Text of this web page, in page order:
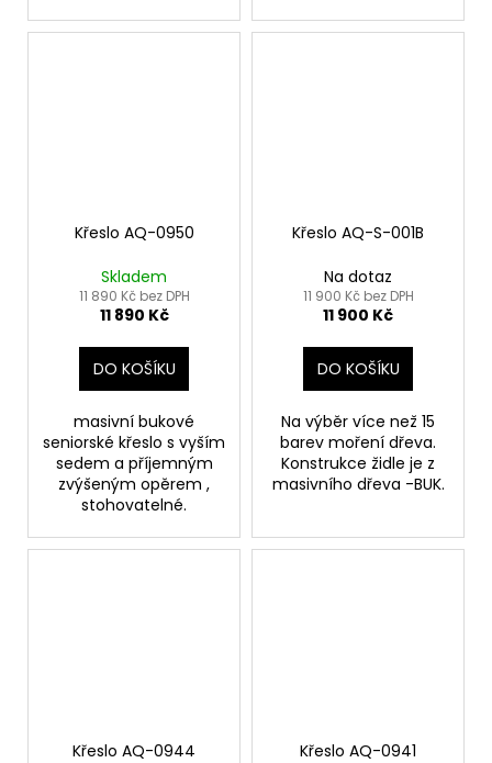
Křeslo AQ-0950
Skladem
11 890 Kč bez DPH
11 890 Kč
DO KOŠÍKU
masivní bukové
seniorské křeslo s vyším
sedem a příjemným
zvýšeným opěrem ,
stohovatelné.
Křeslo AQ-S-001B
Na dotaz
11 900 Kč bez DPH
11 900 Kč
DO KOŠÍKU
Na výběr více než 15
barev moření dřeva.
Konstrukce židle je z
masivního dřeva -BUK.
Křeslo AQ-0944
Křeslo AQ-0941